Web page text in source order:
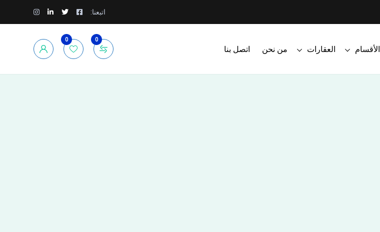
اتبعنا:
الأقسام العقارات من نحن اتصل بنا
0
0